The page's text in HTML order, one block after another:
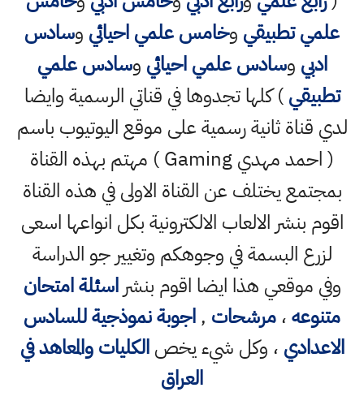
علمي تطبيقي وخامس علمي احيائي وسادس
ادبي وسادس علمي احيائي وسادس علمي
تطبيقي) كلها تجدوها في قناتي الرسمية وايضا
لدي قناة ثانية رسمية على موقع اليوتيوب باسم
( احمد مهدي Gaming ) مهتم بهذه القناة
بمجتمع يختلف عن القناة الاولى في هذه القناة
اقوم بنشر الالعاب الالكترونية بكل انواعها اسعى
لزرع البسمة في وجوهكم وتغيير جو الدراسة
وفي موقعي هذا ايضا اقوم بنشراسئلة امتحان
متنوعه،مرشحات ,اجوبة نموذجية للسادس
الاعدادي ، وكل شيء يخصالكليات والمعاهد في
العراق